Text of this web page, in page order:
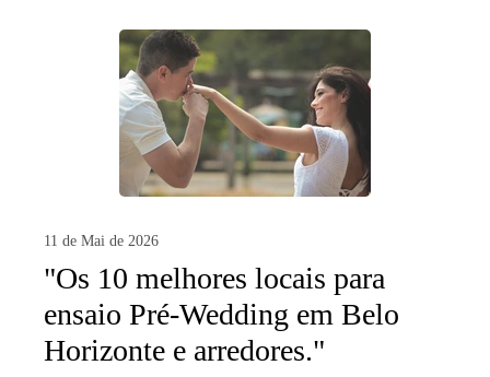
11 de Mai de 2026
"Os 10 melhores locais para
ensaio Pré-Wedding em Belo
Horizonte e arredores."